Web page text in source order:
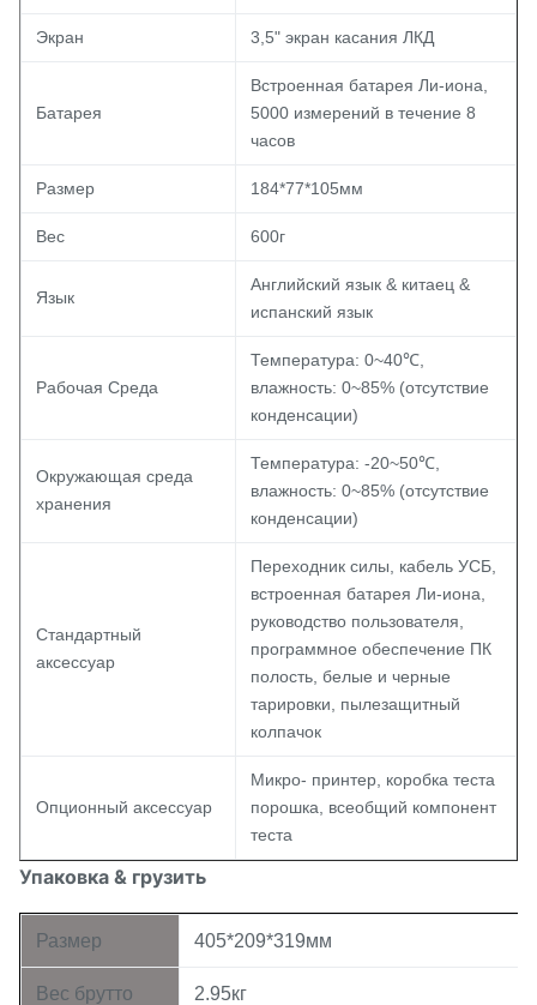
Экран 3,5" экран касания ЛКД
Батарея
Встроенная батарея Ли-иона,
5000 измерений в течение 8
часов
Размер 184*77*105мм
Вес 600г
Язык
Английский язык & китаец &
испанский язык
Рабочая Среда
Температура: 0~40℃,
влажность: 0~85% (отсутствие
конденсации)
Окружающая среда
хранения
Температура: -20~50℃,
влажность: 0~85% (отсутствие
конденсации)
Стандартный
аксессуар
Переходник силы, кабель УСБ,
встроенная батарея Ли-иона,
руководство пользователя,
программное обеспечение ПК
полость, белые и черные
тарировки, пылезащитный
колпачок
Опционный аксессуар
Микро- принтер, коробка теста
порошка, всеобщий компонент
теста
Упаковка & грузить
Размер 405*209*319мм
Вес брутто 2.95кг